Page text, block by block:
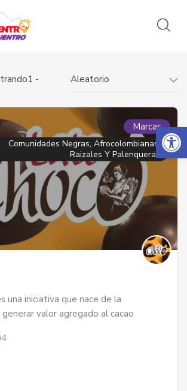
Abrir
-
Aleatorio
Marcas
Comunidades Negras, Afrocolombianas,
Raizales Y Palenqueras
una iniciativa que nace de la
valor agregado al cacao